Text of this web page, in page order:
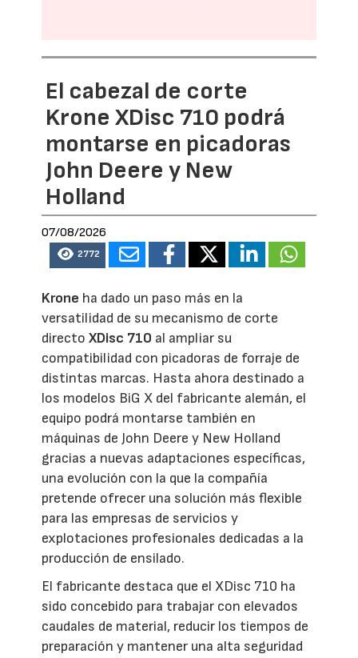
El cabezal de corte
Krone XDisc 710 podrá
montarse en picadoras
John Deere y New
Holland
07/08/2026
2772
Krone ha dado un paso más en la
versatilidad de su mecanismo de corte
directoXDisc 710 al ampliar su
compatibilidad con picadoras de forraje de
distintas marcas. Hasta ahora destinado a
los modelos BiG X del fabricante alemán, el
equipo podrá montarse también en
máquinas de John Deere y New Holland
gracias a nuevas adaptaciones específicas,
una evolución con la que la compañía
pretende ofrecer una solución más flexible
para las empresas de servicios y
explotaciones profesionales dedicadas a la
producción de ensilado.
El fabricante destaca que el XDisc 710 ha
sido concebido para trabajar con elevados
caudales de material, reducir los tiempos de
preparación y mantener una alta seguridad